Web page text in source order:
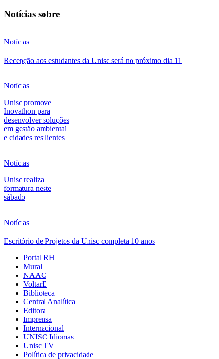
Notícias sobre
Notícias
Recepção aos estudantes da Unisc será no próximo dia 11
Notícias
Unisc promove
Inovathon para
desenvolver soluções
em gestão ambiental
e cidades resilientes
Notícias
Unisc realiza
formatura neste
sábado
Notícias
Escritório de Projetos da Unisc completa 10 anos
Portal RH
Mural
NAAC
VoltarE
Biblioteca
Central Analítica
Editora
Imprensa
Internacional
UNISC Idiomas
Unisc TV
Política de privacidade